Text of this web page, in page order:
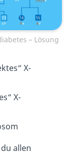
– Lösung
X-
X-
allen